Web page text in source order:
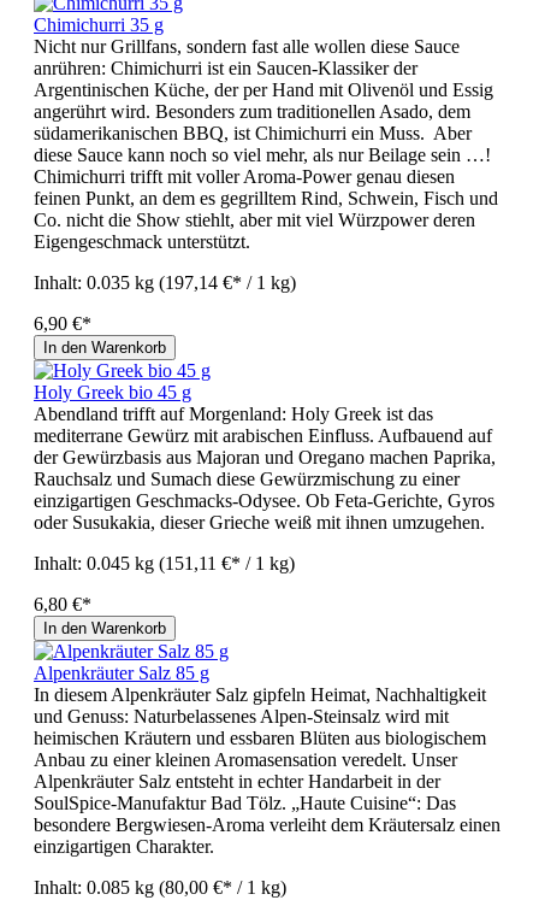
Chimichurri 35 g
Nicht nur Grillfans, sondern fast alle wollen diese Sauce
anrühren: Chimichurri ist ein Saucen-Klassiker der
Argentinischen Küche, der per Hand mit Olivenöl und Essig
angerührt wird. Besonders zum traditionellen Asado, dem
südamerikanischen BBQ, ist Chimichurri ein Muss. Aber
diese Sauce kann noch so viel mehr, als nur Beilage sein …!
Chimichurri trifft mit voller Aroma-Power genau diesen
feinen Punkt, an dem es gegrilltem Rind, Schwein, Fisch und
Co. nicht die Show stiehlt, aber mit viel Würzpower deren
Eigengeschmack unterstützt.
Inhalt: 0.035 kg (197,14 €* / 1 kg)
6,90 €*
In den Warenkorb
Holy Greek bio 45 g
Abendland trifft auf Morgenland: Holy Greek ist das
mediterrane Gewürz mit arabischen Einfluss. Aufbauend auf
der Gewürzbasis aus Majoran und Oregano machen Paprika,
Rauchsalz und Sumach diese Gewürzmischung zu einer
einzigartigen Geschmacks-Odysee. Ob Feta-Gerichte, Gyros
oder Susukakia, dieser Grieche weiß mit ihnen umzugehen.
Inhalt: 0.045 kg (151,11 €* / 1 kg)
6,80 €*
In den Warenkorb
Alpenkräuter Salz 85 g
In diesem Alpenkräuter Salz gipfeln Heimat, Nachhaltigkeit
und Genuss: Naturbelassenes Alpen-Steinsalz wird mit
heimischen Kräutern und essbaren Blüten aus biologischem
Anbau zu einer kleinen Aromasensation veredelt. Unser
Alpenkräuter Salz entsteht in echter Handarbeit in der
SoulSpice-Manufaktur Bad Tölz. „Haute Cuisine“: Das
besondere Bergwiesen-Aroma verleiht dem Kräutersalz einen
einzigartigen Charakter.
Inhalt: 0.085 kg (80,00 €* / 1 kg)